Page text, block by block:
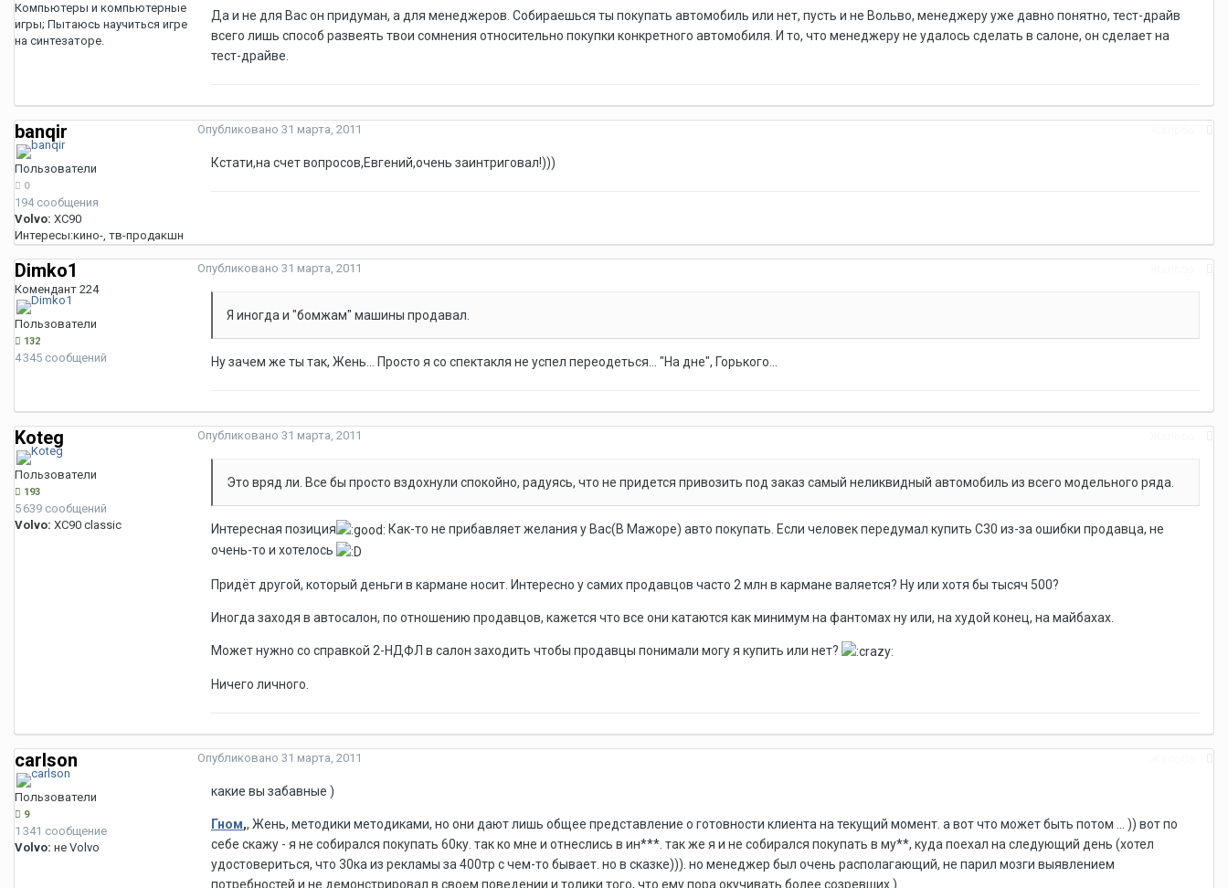
Компьютеры и компьютерные
игры; Пытаюсь научиться игре
на синтезаторе.
Да и не для Вас он придуман, а для менеджеров. Собираешься ты покупать автомобиль или нет, пусть и не Вольво, менеджеру уже давно понятно, тест-драйв
всего лишь способ развеять твои сомнения относительно покупки конкретного автомобиля. И то, что менеджеру не удалось сделать в салоне, он сделает на
тест-драйве.
banqir
Пользователи
0
194 сообщения
Volvo: XC90
Интересы:кино-, тв-продакшн
Опубликовано 31 марта, 2011
Кстати,на счет вопросов,Евгений,очень заинтриговал!)))
Dimko1
Комендант 224
Пользователи
132
4 345 сообщений
Опубликовано 31 марта, 2011
Я иногда и "бомжам" машины продавал.
Ну зачем же ты так, Жень... Просто я со спектакля не успел переодеться... "На дне", Горького...
Koteg
Пользователи
193
5 639 сообщений
Volvo: XC90 classic
Опубликовано 31 марта, 2011
Это вряд ли. Все бы просто вздохнули спокойно, радуясь, что не придется привозить под заказ самый неликвидный автомобиль из всего модельного ряда.
Интересная позиция
Как-то не прибавляет желания у Вас(В Мажоре) авто покупать. Если человек передумал купить C30 из-за ошибки продавца, не
очень-то и хотелось
Придёт другой, который деньги в кармане носит. Интересно у самих продавцов часто 2 млн в кармане валяется? Ну или хотя бы тысяч 500?
Иногда заходя в автосалон, по отношению продавцов, кажется что все они катаются как минимум на фантомах ну или, на худой конец, на майбахах.
Может нужно со справкой 2-НДФЛ в салон заходить чтобы продавцы понимали могу я купить или нет?
Ничего личного.
carlson
Пользователи
9
1 341 сообщение
Volvo: не Volvo
Опубликовано 31 марта, 2011
какие вы забавные )
Гном,, Жень, методики методиками, но они дают лишь общее представление о готовности клиента на текущий момент. а вот что может быть потом ... )) вот по
себе скажу - я не собирался покупать 60ку. так ко мне и отнеслись в ин***. так же я и не собирался покупать в му**, куда поехал на следующий день (хотел
удостовериться, что 30ка из рекламы за 400тр с чем-то бывает. но в сказке))). но менеджер был очень располагающий, не парил мозги выявлением
потребностей и не демонстрировал в своем поведении и толики того, что ему пора окучивать более созревших )